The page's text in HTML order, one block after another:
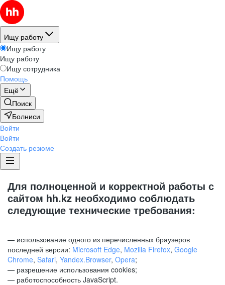
Ищу работу
Ищу работу
Ищу работу
Ищу сотрудника
Помощь
Ещё
Поиск
Болниси
Войти
Войти
Создать резюме
Для полноценной и корректной работы с
сайтом hh.kz необходимо соблюдать
следующие технические требования:
— использование одного из перечисленных браузеров
последней версии: Microsoft Edge, Mozilla Firefox, Google
Chrome, Safari, Yandex.Browser, Opera;
— разрешение использования cookies;
— работоспособность JavaScript.